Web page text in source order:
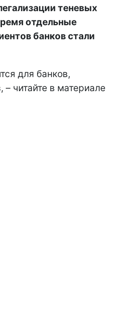
теневых
отдельные
банков стали
для банков,
– читайте в материале